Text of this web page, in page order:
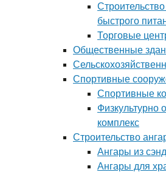
быстрого
Торговые
Общественные
Спортивные
Спортивные
Физкультурно
комплекс
Строительство
Ангары из
Ангары для